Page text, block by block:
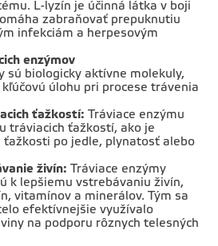
L-lyzín je účinná látka v boji
zabraňovať prepuknutiu
infekciám a herpesovým
enzýmov
sú biologicky aktívne molekuly,
úlohu pri procese trávenia
ťažkostí: Tráviace enzýmu
tráviacich ťažkostí, ako je
ťažkosti po jedle, plynatosť alebo
živín:Tráviace enzýmy
k lepšiemu vstrebávaniu živín,
vitamínov a minerálov. Tým sa
efektívnejšie využívalo
na podporu rôznych telesných